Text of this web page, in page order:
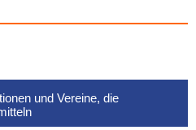
und Vereine, die